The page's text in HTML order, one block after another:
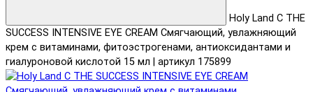
Holy Land C THE
SUCCESS INTENSIVE EYE CREAM Смягчающий, увлажняющий
крем с витаминами, фитоэстрогенами, антиоксидантами и
гиалуроновой кислотой 15 мл | артикул 175899